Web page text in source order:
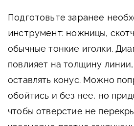
Подготовьте заранее
инструмент: ножницы,
обычные тонкие иголки.
повлияет на толщину
оставлять конус. Можно
обойтись и без нее, но
чтобы отверстие не